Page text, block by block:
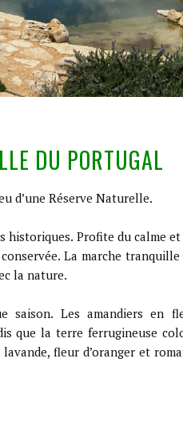
DU PORTUGAL
d’une Réserve Naturelle.
historiques. Profite du calme et
La marche tranquille
la nature.
saison. Les amandiers en
que la terre ferrugineuse
fleur d’oranger et